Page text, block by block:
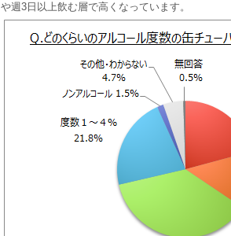
や週3日以上飲む層で高くなっています。